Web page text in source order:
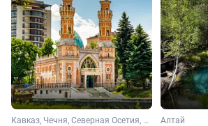
Кавказ, Чечня, Северная Осетия, Кабардино-Балкария, Ингушетия, Дагестан Алтай